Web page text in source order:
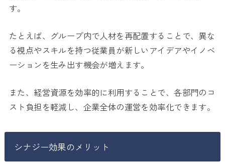
す。
たとえば、グループ内で人材を再配置することで、異な
る視点やスキルを持つ従業員が新しいアイデアやイノベ
ーションを生み出す機会が増えます。
また、経営資源を効率的に利用することで、各部門のコ
スト負担を軽減し、企業全体の運営を効率化できます。
シナジー効果のメリット